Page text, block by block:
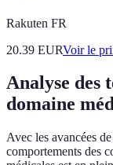
Rakuten FR
20.39 EURVoir le
Analyse des
domaine
Avec les avancées
comportements des